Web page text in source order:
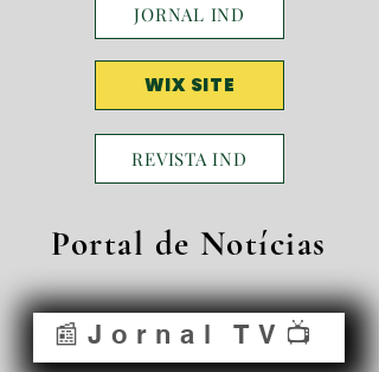
JORNAL IND
WIX SITE
REVISTA IND
Portal de Notícias
📰Jornal TV📺